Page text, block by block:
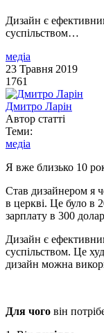
Дизайн є
суспільством…
медіа
23 Травня 2019
1761
Дмитро Ларін
Автор статті
Теми:
медіа
Я вже близько 10
Став дизайнером я
в церкві. Це було в
зарплату в 300
Дизайн є
суспільством. Це
дизайн можна
Для чого він